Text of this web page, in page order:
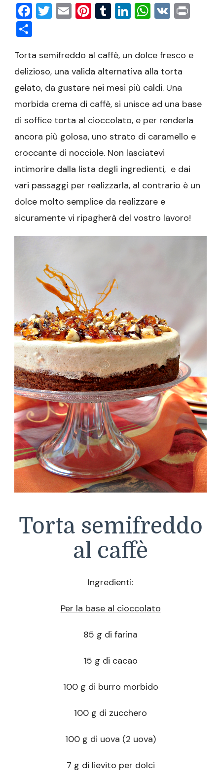
Facebook
Twitter
EmailPinterest
Tumblr
LinkedIn
VK
Torta semifreddo al caffè, un dolce fresco e
delizioso, una valida alternativa alla torta
gelato, da gustare nei mesi più caldi. Una
morbida crema di caffè, si unisce ad una base
di soffice torta al cioccolato, e per renderla
ancora più golosa, uno strato di caramello e
croccante di nocciole. Non lasciatevi
intimorire dalla lista degli ingredienti, e dai
vari passaggi per realizzarla, al contrario è un
dolce molto semplice da realizzare e
sicuramente vi ripagherà del vostro lavoro!
Torta semifreddo
al caffè
Ingredienti:
Per la base al cioccolato
85 g di farina
15 g di cacao
100 g di burro morbido
100 g di zucchero
100 g di uova (2 uova)
7 g di lievito per dolci